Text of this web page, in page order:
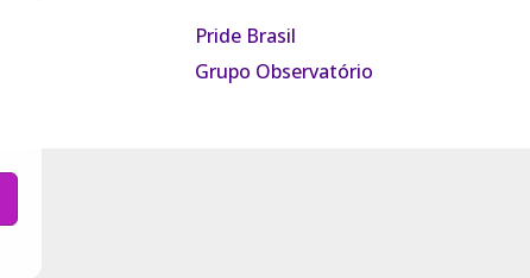
Pride Brasil
Grupo Observatório